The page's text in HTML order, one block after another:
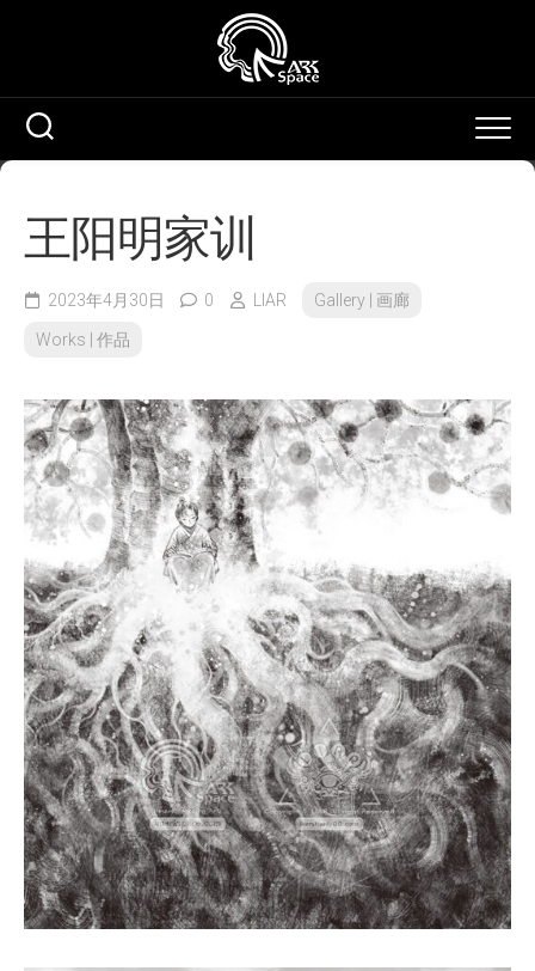
王阳明家训
2023年4月30日 0 LIAR Gallery | 画廊
Works | 作品